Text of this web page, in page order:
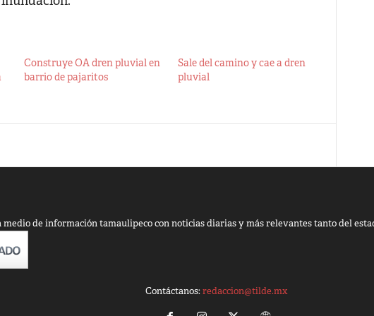
Construye OA dren pluvial en
barrio de pajaritos
Sale del camino y cae a dren
pluvial
medio de información tamaulipeco con noticias diarias y más relevantes tanto del
Contáctanos:redaccion@tilde.mx